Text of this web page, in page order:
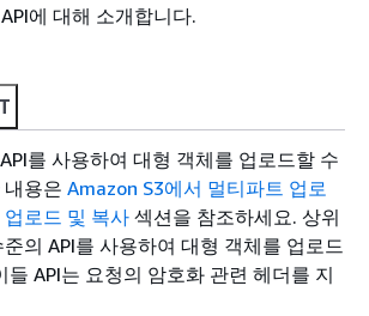
에 대해 소개합니다.
를 사용하여 대형 객체를 업로드할 수
용은 Amazon S3에서 멀티파트 업로
로드 및 복사 섹션을 참조하세요. 상위
의 API를 사용하여 대형 객체를 업로드
들 API는 요청의 암호화 관련 헤더를 지